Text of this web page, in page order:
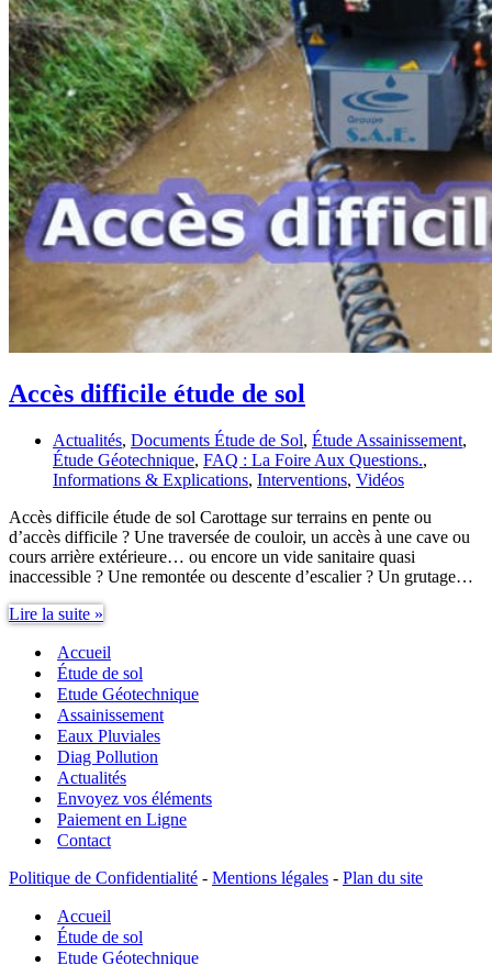
Accès difficile étude de sol
Actualités, Documents Étude de Sol, Étude Assainissement,
Étude Géotechnique, FAQ : La Foire Aux Questions.,
Informations & Explications, Interventions, Vidéos
Accès difficile étude de sol Carottage sur terrains en pente ou
d’accès difficile ? Une traversée de couloir, un accès à une cave ou
cours arrière extérieure… ou encore un vide sanitaire quasi
inaccessible ? Une remontée ou descente d’escalier ? Un grutage…
Lire la suite »
étude
de
sol
Accueil
Étude de sol
Etude Géotechnique
Assainissement
Eaux Pluviales
Diag Pollution
Actualités
Envoyez vos éléments
Paiement en Ligne
Contact
Politique de Confidentialité - Mentions légales - Plan du site
Accueil
Étude de sol
Etude Géotechnique